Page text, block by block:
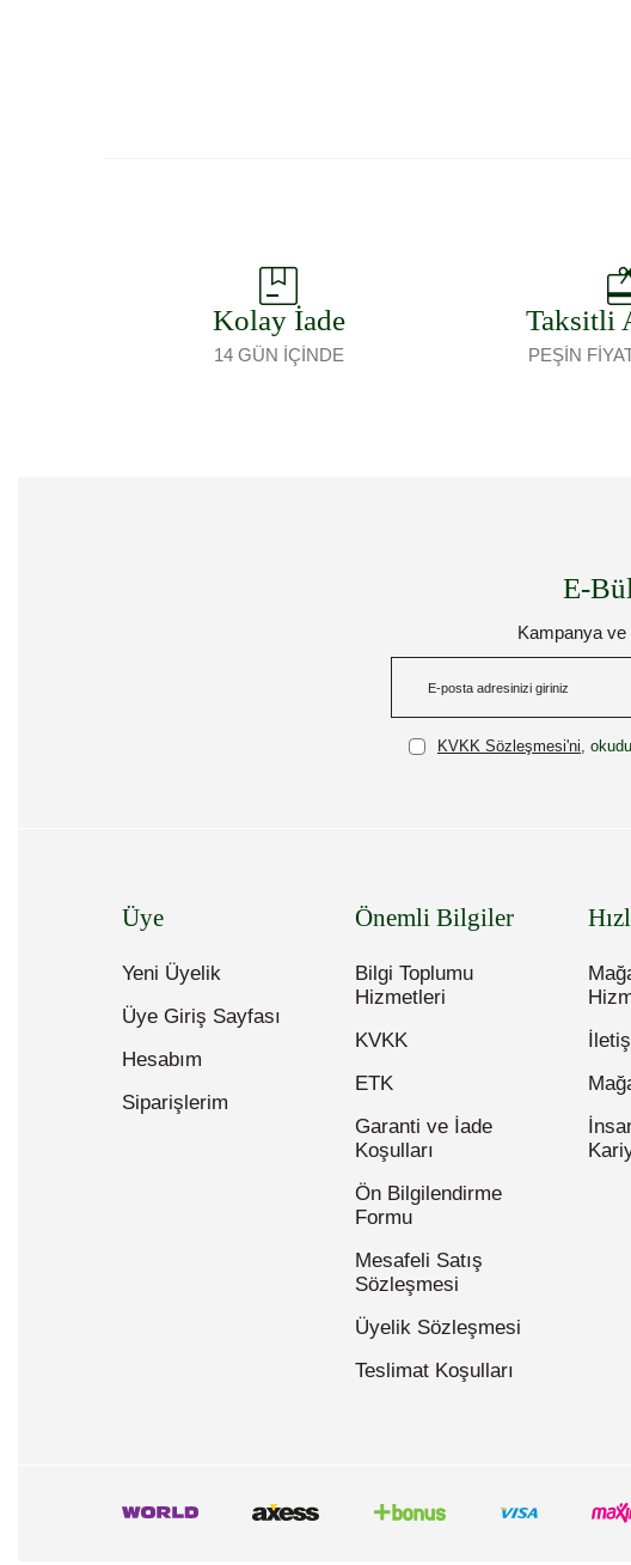
Kolay İade
14 GÜN İÇİNDE
Taksitli
PEŞİN
E-
Kampanya ve
KVKK Sözleşmesi'ni ,
Üye
Yeni Üyelik
Üye Giriş Sayfası
Hesabım
Siparişlerim
Önemli Bilgiler
Bilgi Toplumu
Hizmetleri
KVKK
ETK
Garanti ve İade
Koşulları
Ön Bilgilendirme
Formu
Mesafeli Satış
Sözleşmesi
Üyelik Sözleşmesi
Teslimat Koşulları